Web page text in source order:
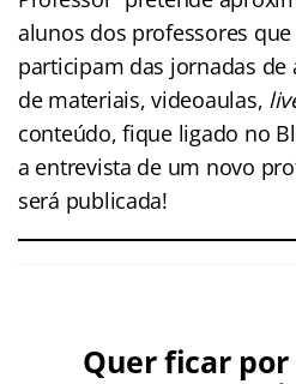
alunos dos professores
participam das jornadas de
de materiais, videoaulas,
conteúdo, fique ligado no
a entrevista de um novo
será publicada!
Quer ficar